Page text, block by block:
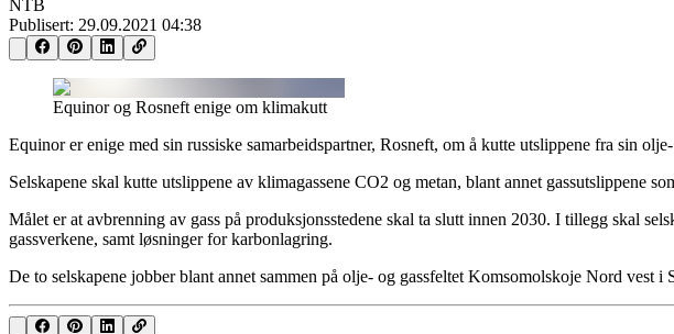
NTB
Publisert: 29.09.2021 04:38
Equinor og Rosneft enige om klimakutt
Equinor er enige med sin russiske samarbeidspartner, Rosneft, om å kutte utslippene fra sin
Selskapene skal kutte utslippene av klimagassene CO2 og metan, blant annet gassutslippene
Målet er at avbrenning av gass på produksjonsstedene skal ta slutt innen 2030. I tillegg skal
gassverkene, samt løsninger for karbonlagring.
De to selskapene jobber blant annet sammen på olje- og gassfeltet Komsomolskoje Nord vest i